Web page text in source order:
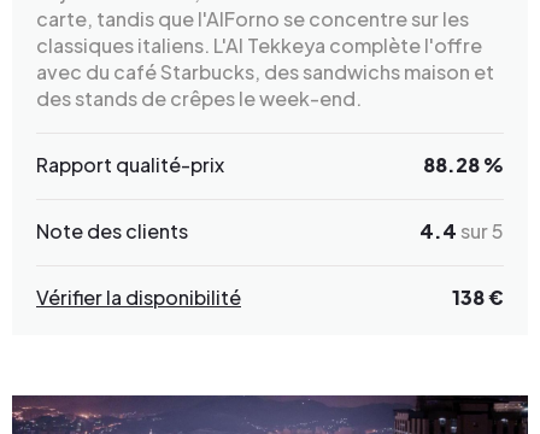
carte, tandis que l'AlForno se concentre sur les
classiques italiens. L'Al Tekkeya complète l'offre
avec du café Starbucks, des sandwichs maison et
des stands de crêpes le week-end.
Rapport qualité-prix 88.28 %
Note des clients 4.4 sur 5
Vérifier la disponibilité 138 €